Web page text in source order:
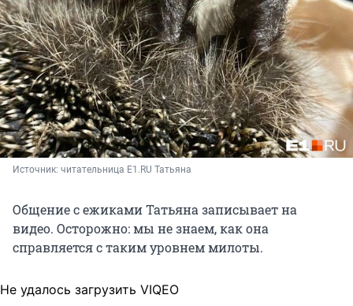
Источник: читательница E1.RU Татьяна
Общение с ежиками Татьяна записывает на
видео. Осторожно: мы не знаем, как она
справляется с таким уровнем милоты.
Не удалось загрузить VIQEO